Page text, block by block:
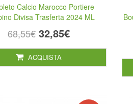
Calcio Marocco Portiere
Divisa Trasferta 2024 ML
68,55€ 32,85€
ACQUISTA